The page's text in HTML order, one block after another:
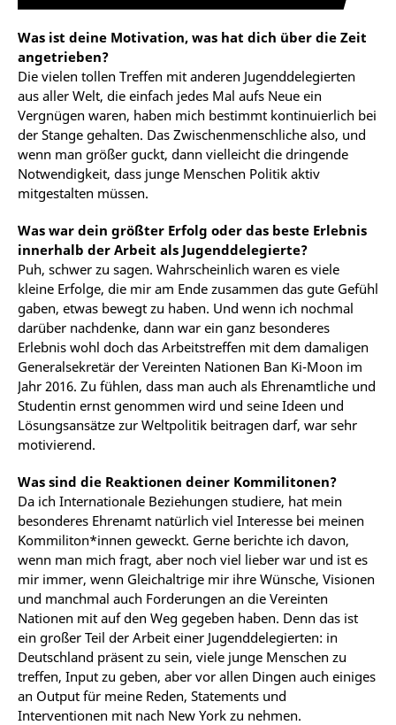
Was ist deine Motivation, was hat dich über die Zeit
angetrieben?
Die vielen tollen Treffen mit anderen Jugenddelegierten
aus aller Welt, die einfach jedes Mal aufs Neue ein
Vergnügen waren, haben mich bestimmt kontinuierlich bei
der Stange gehalten. Das Zwischenmenschliche also, und
wenn man größer guckt, dann vielleicht die dringende
Notwendigkeit, dass junge Menschen Politik aktiv
mitgestalten müssen.
Was war dein größter Erfolg oder das beste Erlebnis
innerhalb der Arbeit als Jugenddelegierte?
Puh, schwer zu sagen. Wahrscheinlich waren es viele
kleine Erfolge, die mir am Ende zusammen das gute Gefühl
gaben, etwas bewegt zu haben. Und wenn ich nochmal
darüber nachdenke, dann war ein ganz besonderes
Erlebnis wohl doch das Arbeitstreffen mit dem damaligen
Generalsekretär der Vereinten Nationen Ban Ki-Moon im
Jahr 2016. Zu fühlen, dass man auch als Ehrenamtliche und
Studentin ernst genommen wird und seine Ideen und
Lösungsansätze zur Weltpolitik beitragen darf, war sehr
motivierend.
Was sind die Reaktionen deiner Kommilitonen?
Da ich Internationale Beziehungen studiere, hat mein
besonderes Ehrenamt natürlich viel Interesse bei meinen
Kommiliton*innen geweckt. Gerne berichte ich davon,
wenn man mich fragt, aber noch viel lieber war und ist es
mir immer, wenn Gleichaltrige mir ihre Wünsche, Visionen
und manchmal auch Forderungen an die Vereinten
Nationen mit auf den Weg gegeben haben. Denn das ist
ein großer Teil der Arbeit einer Jugenddelegierten: in
Deutschland präsent zu sein, viele junge Menschen zu
treffen, Input zu geben, aber vor allen Dingen auch einiges
an Output für meine Reden, Statements und
Interventionen mit nach New York zu nehmen.